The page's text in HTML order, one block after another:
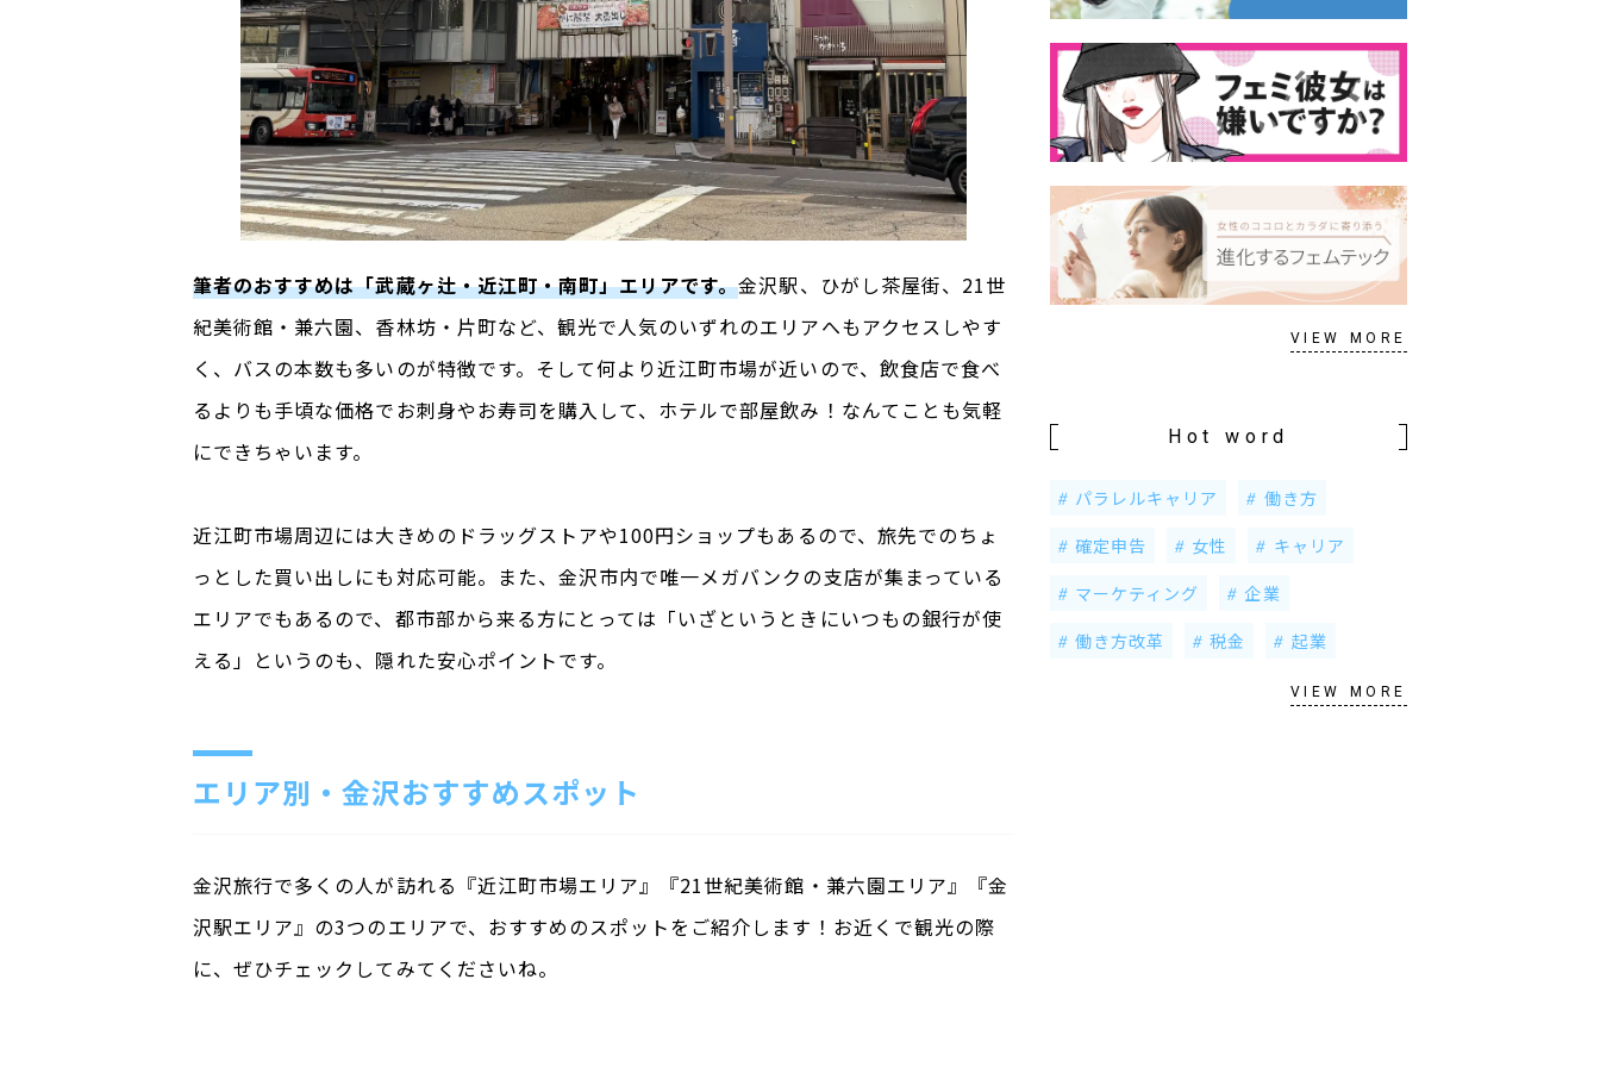
筆者のおすすめは「武蔵ヶ辻・近江町・南町」エリアです。金沢駅、ひがし茶屋街、21世
紀美術館・兼六園、香林坊・片町など、観光で人気のいずれのエリアへもアクセスしやす
く、バスの本数も多いのが特徴です。そして何より近江町市場が近いので、飲食店で食べ
るよりも手頃な価格でお刺身やお寿司を購入して、ホテルで部屋飲み！なんてことも気軽
にできちゃいます。
近江町市場周辺には大きめのドラッグストアや100円ショップもあるので、旅先でのちょ
っとした買い出しにも対応可能。また、金沢市内で唯一メガバンクの支店が集まっている
エリアでもあるので、都市部から来る方にとっては「いざというときにいつもの銀行が使
える」というのも、隠れた安心ポイントです。
エリア別・金沢おすすめスポット
金沢旅行で多くの人が訪れる『近江町市場エリア』『21世紀美術館・兼六園エリア』『金
沢駅エリア』の3つのエリアで、おすすめのスポットをご紹介します！お近くで観光の際
に、ぜひチェックしてみてくださいね。
VIEW MORE
Hot word
パラレルキャリア
働き方
確定申告
女性
キャリア
マーケティング
企業
働き方改革
税金 起業
VIEW MORE